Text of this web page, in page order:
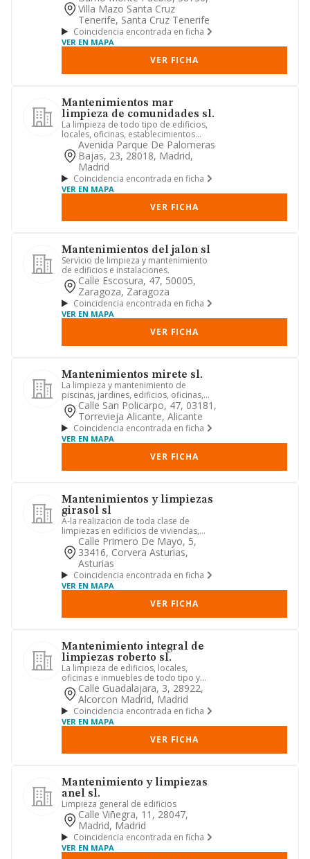
cód...Villa Mazo Santa Cruz
Tenerife, Santa Cruz Tenerife
Coincidencia encontrada en ficha
VER EN MAPA
VER FICHA
Mantenimientos mar
limpieza de comunidades sl.
La limpieza de todo tipo de edificios,
locales, oficinas, establecimientos
comerciales o industrial...
Avenida Parque De Palomeras
Bajas, 23, 28018, Madrid,
Madrid
Coincidencia encontrada en ficha
VER EN MAPA
VER FICHA
Mantenimientos del jalon sl
Servicio de limpieza y mantenimiento
de edificios e instalaciones.
Calle Escosura, 47, 50005,
Zaragoza, Zaragoza
Coincidencia encontrada en ficha
VER EN MAPA
VER FICHA
Mantenimientos mirete sl.
La limpieza y mantenimiento de
piscinas, jardines, edificios, oficinas,
establecimientos comerciale...
Calle San Policarpo, 47, 03181,
Torrevieja Alicante, Alicante
Coincidencia encontrada en ficha
VER EN MAPA
VER FICHA
Mantenimientos y limpiezas
girasol sl
A-la realizacion de toda clase de
limpiezas en edificios de viviendas,
garajes, locales y centros c...
Calle Primero De Mayo, 5,
33416, Corvera Asturias,
Asturias
Coincidencia encontrada en ficha
VER EN MAPA
VER FICHA
Mantenimiento integral de
limpiezas roberto sl.
La limpieza de edificios, locales,
oficinas e inmuebles de todo tipo y
trabajos de jardineria en ge...
Calle Guadalajara, 3, 28922,
Alcorcon Madrid, Madrid
Coincidencia encontrada en ficha
VER EN MAPA
VER FICHA
Mantenimiento y limpiezas
anel sl.
Limpieza general de edificios
Calle Viñegra, 11, 28047,
Madrid, Madrid
Coincidencia encontrada en ficha
VER EN MAPA